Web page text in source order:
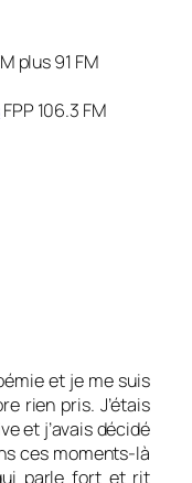
plus 91 FM
FPP 106.3 FM
et je me suis
rien pris. J’étais
et j’avais décidé
ces moments-là
parle fort et rit